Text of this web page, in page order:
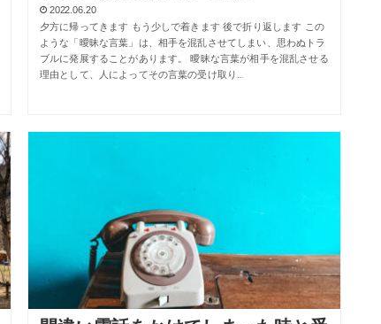
2022.06.20
夕方に帰ってきます もう少しで着きます 後で折り返します この
ような「曖昧な言葉」は、相手を混乱させてしまい、思わぬトラ
ブルに発展することがあります。 曖昧な言葉が相手を混乱させる
理由として、人によってその言葉の受け取り…